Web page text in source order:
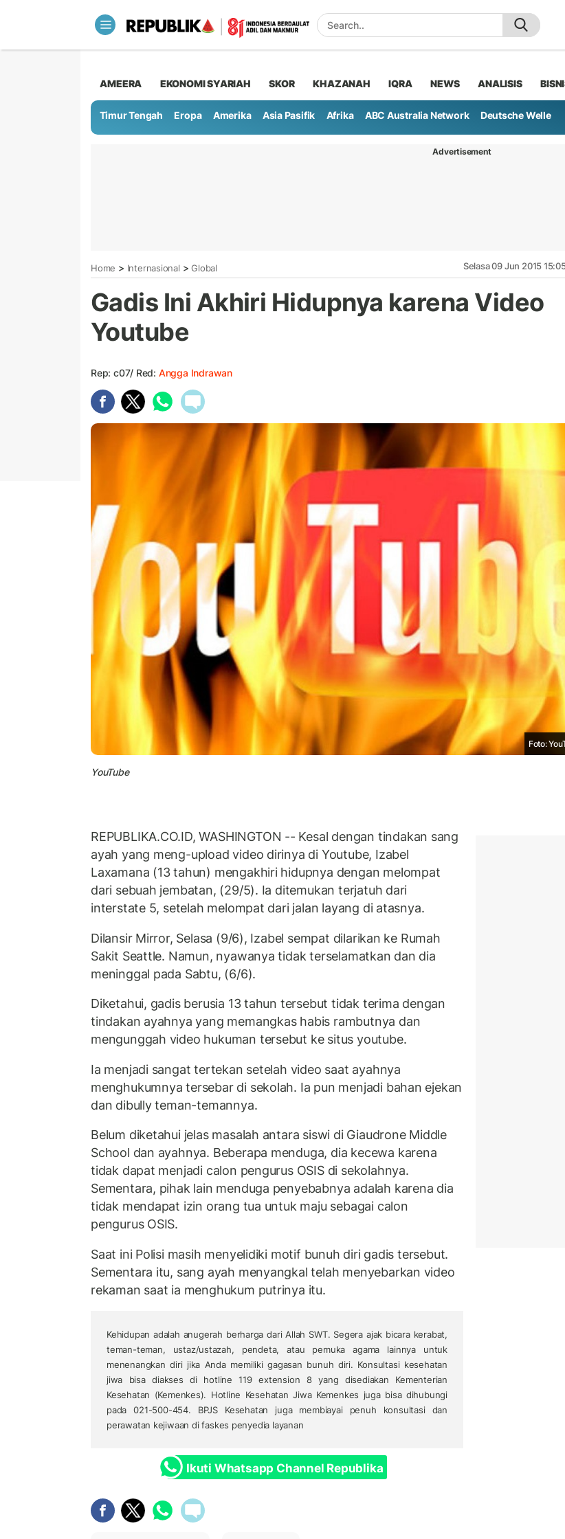
AMEERA EKONOMI SYARIAH SKOR KHAZANAH IQRA NEWS ANALISIS
Timur Tengah Eropa Amerika Asia Pasifik Afrika ABC Australia Network Deutsche Welle
Advertisement
Home > Internasional > Global Selasa 09 Jun 2015
Gadis Ini Akhiri Hidupnya karena Video
Youtube
Rep: c07/ Red: Angga Indrawan
Foto:
YouTube
REPUBLIKA.CO.ID, WASHINGTON -- Kesal dengan tindakan sang
ayah yang meng-upload video dirinya di Youtube, Izabel
Laxamana (13 tahun) mengakhiri hidupnya dengan melompat
dari sebuah jembatan, (29/5). Ia ditemukan terjatuh dari
interstate 5, setelah melompat dari jalan layang di atasnya.
Dilansir Mirror, Selasa (9/6), Izabel sempat dilarikan ke Rumah
Sakit Seattle. Namun, nyawanya tidak terselamatkan dan dia
meninggal pada Sabtu, (6/6).
Diketahui, gadis berusia 13 tahun tersebut tidak terima dengan
tindakan ayahnya yang memangkas habis rambutnya dan
mengunggah video hukuman tersebut ke situs youtube.
Ia menjadi sangat tertekan setelah video saat ayahnya
menghukumnya tersebar di sekolah. Ia pun menjadi bahan ejekan
dan dibully teman-temannya.
Belum diketahui jelas masalah antara siswi di Giaudrone Middle
School dan ayahnya. Beberapa menduga, dia kecewa karena
tidak dapat menjadi calon pengurus OSIS di sekolahnya.
Sementara, pihak lain menduga penyebabnya adalah karena dia
tidak mendapat izin orang tua untuk maju sebagai calon
pengurus OSIS.
Saat ini Polisi masih menyelidiki motif bunuh diri gadis tersebut.
Sementara itu, sang ayah menyangkal telah menyebarkan video
rekaman saat ia menghukum putrinya itu.
Kehidupan adalah anugerah berharga dari Allah SWT. Segera ajak bicara kerabat,
teman-teman, ustaz/ustazah, pendeta, atau pemuka agama lainnya untuk
menenangkan diri jika Anda memiliki gagasan bunuh diri. Konsultasi kesehatan
jiwa bisa diakses di hotline 119 extension 8 yang disediakan Kementerian
Kesehatan (Kemenkes). Hotline Kesehatan Jiwa Kemenkes juga bisa dihubungi
pada 021-500-454. BPJS Kesehatan juga membiayai penuh konsultasi dan
perawatan kejiwaan di faskes penyedia layanan
Ikuti Whatsapp Channel Republika